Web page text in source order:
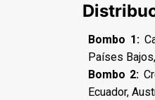
Bombo 1:
Países
Bombo 2:
Ecuador,